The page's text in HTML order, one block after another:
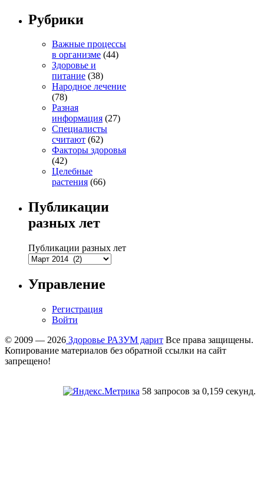
Рубрики
Важные процессы
в организме (44)
Здоровье и
питание (38)
Народное лечение
(78)
Разная
информация (27)
Специалисты
считают (62)
Факторы здоровья
(42)
Целебные
растения (66)
Публикации
разных лет
Публикации разных лет
Управление
Регистрация
Войти
© 2009 — 2026 Здоровье РАЗУМ дарит Все права защищены.
Копирование материалов без обратной ссылки на сайт
запрещено!
58 запросов за 0,159 секунд.